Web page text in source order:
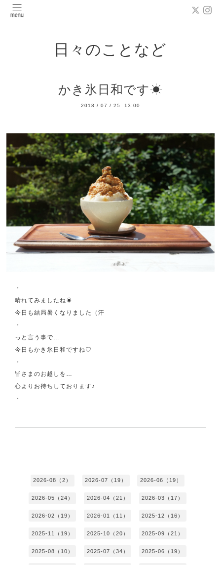
日々のことなど
かき氷日和です☀︎
2018 / 07 / 25 13:00
・
晴れてみましたね☀
今日も結局暑くなりました（汗
・
っと言う事で…
今日もかき氷日和ですね♡
・
皆さまのお越しを…
心よりお待ちしております♪
・
2026-08（2） 2026-07（19） 2026-06（19）
2026-05（24） 2026-04（21） 2026-03（17）
2026-02（19） 2026-01（11） 2025-12（16）
2025-11（19） 2025-10（20） 2025-09（21）
2025-08（10） 2025-07（34） 2025-06（19）